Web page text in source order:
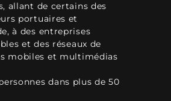
allant de certains des
portuaires et
à des entreprises
et des réseaux de
mobiles et multimédias
dans plus de 50